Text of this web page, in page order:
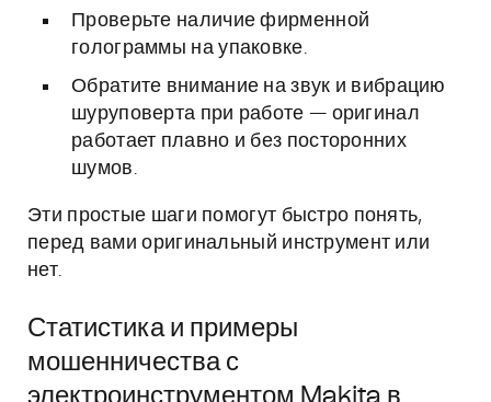
Проверьте наличие фирменной
голограммы на упаковке.
Обратите внимание на звук и вибрацию
шуруповерта при работе — оригинал
работает плавно и без посторонних
шумов.
Эти простые шаги помогут быстро понять,
перед вами оригинальный инструмент или
нет.
Статистика и примеры
мошенничества с
электроинструментом Makita в